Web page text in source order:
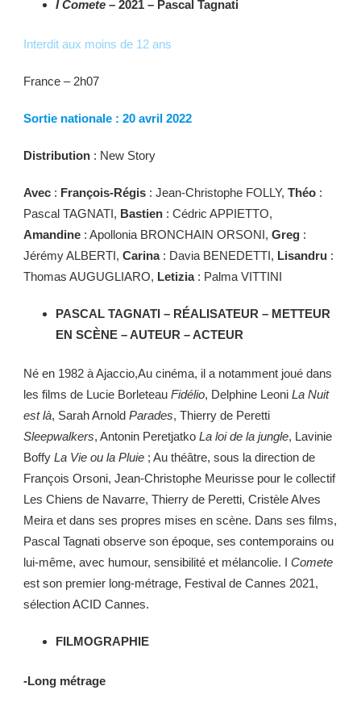
I Comete – 2021 – Pascal Tagnati
Interdit aux moins de 12 ans
France – 2h07
Sortie nationale : 20 avril 2022
Distribution : New Story
Avec : François-Régis : Jean-Christophe FOLLY, Théo :
Pascal TAGNATI, Bastien : Cédric APPIETTO,
Amandine : Apollonia BRONCHAIN ORSONI, Greg :
Jérémy ALBERTI, Carina: Davia BENEDETTI, Lisandru :
Thomas AUGUGLIARO, Letizia: Palma VITTINI
PASCAL TAGNATI – RÉALISATEUR – METTEUR
EN SCÈNE – AUTEUR – ACTEUR
Né en 1982 à Ajaccio,Au cinéma, il a notamment joué dans
les films de Lucie Borleteau Fidélio, Delphine Leoni La Nuit
est là, Sarah Arnold Parades, Thierry de Peretti
Sleepwalkers, Antonin Peretjatko La loi de la jungle, Lavinie
Boffy La Vie ou la Pluie ; Au théâtre, sous la direction de
François Orsoni, Jean-Christophe Meurisse pour le collectif
Les Chiens de Navarre, Thierry de Peretti, Cristèle Alves
Meira et dans ses propres mises en scène. Dans ses films,
Pascal Tagnati observe son époque, ses contemporains ou
lui-même, avec humour, sensibilité et mélancolie. I Comete
est son premier long-métrage, Festival de Cannes 2021,
sélection ACID Cannes.
FILMOGRAPHIE
-Long métrage